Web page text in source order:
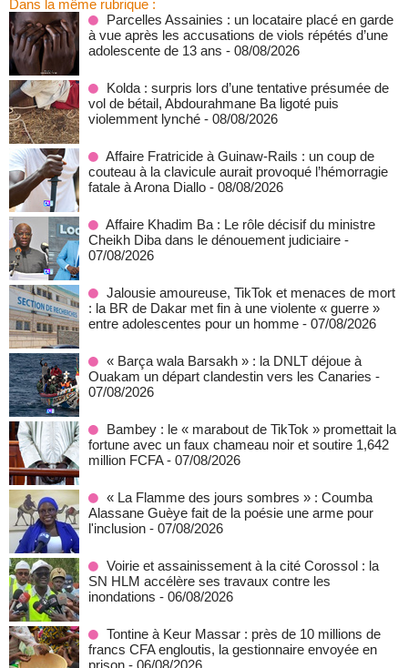
Dans la même rubrique :
Parcelles Assainies : un locataire placé en garde
à vue après les accusations de viols répétés d’une
adolescente de 13 ans - 08/08/2026
Kolda : surpris lors d’une tentative présumée de
vol de bétail, Abdourahmane Ba ligoté puis
violemment lynché - 08/08/2026
Affaire Fratricide à Guinaw-Rails : un coup de
couteau à la clavicule aurait provoqué l’hémorragie
fatale à Arona Diallo - 08/08/2026
Affaire Khadim Ba : Le rôle décisif du ministre
Cheikh Diba dans le dénouement judiciaire -
07/08/2026
Jalousie amoureuse, TikTok et menaces de mort
: la BR de Dakar met fin à une violente « guerre »
entre adolescentes pour un homme - 07/08/2026
« Barça wala Barsakh » : la DNLT déjoue à
Ouakam un départ clandestin vers les Canaries -
07/08/2026
Bambey : le « marabout de TikTok » promettait la
fortune avec un faux chameau noir et soutire 1,642
million FCFA - 07/08/2026
« La Flamme des jours sombres » : Coumba
Alassane Guèye fait de la poésie une arme pour
l'inclusion - 07/08/2026
Voirie et assainissement à la cité Corossol : la
SN HLM accélère ses travaux contre les
inondations - 06/08/2026
Tontine à Keur Massar : près de 10 millions de
francs CFA engloutis, la gestionnaire envoyée en
prison - 06/08/2026